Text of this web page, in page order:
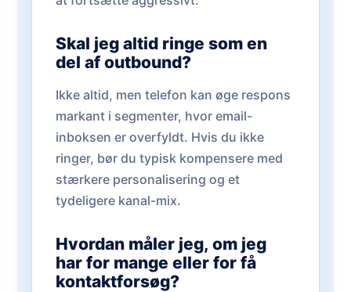
Skal jeg altid ringe som en
del af outbound?
Ikke altid, men telefon kan øge respons
markant i segmenter, hvor email-
inboksen er overfyldt. Hvis du ikke
ringer, bør du typisk kompensere med
stærkere personalisering og et
tydeligere kanal-mix.
Hvordan måler jeg, om jeg
har for mange eller for få
kontaktforsøg?